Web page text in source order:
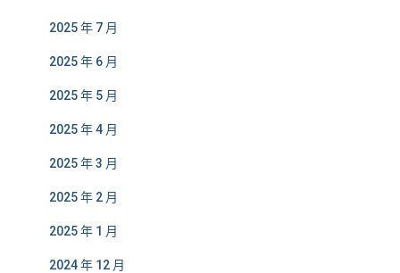
2025 年 7 月
2025 年 6 月
2025 年 5 月
2025 年 4 月
2025 年 3 月
2025 年 2 月
2025 年 1 月
2024 年 12 月